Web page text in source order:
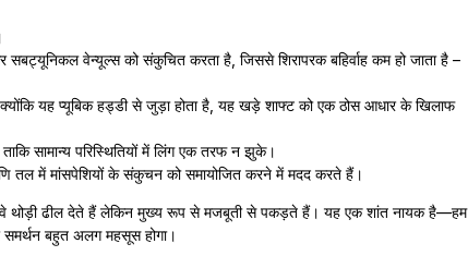
वेन्यूल्स को संकुचित करता है, जिससे शिरापरक बहिर्वाह कम हो जाता है –
क्योंकि यह प्यूबिक हड्डी से जुड़ा होता है, यह खड़े शाफ्ट को एक ठोस आधार के खिलाफ
सामान्य परिस्थितियों में लिंग एक तरफ न झुके।
तल में मांसपेशियों के संकुचन को समायोजित करने में मदद करते हैं।
थोड़ी ढील देते हैं लेकिन मुख्य रूप से मजबूती से पकड़ते हैं। यह एक शांत नायक है—हम
बहुत अलग महसूस होगा।